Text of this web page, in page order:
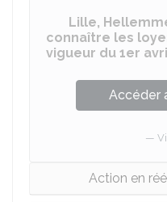
Lille,
connaître les
vigueur du 1er
Accéder
Action en